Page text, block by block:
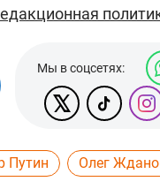
Мы в соцсетях:
Путин Олег